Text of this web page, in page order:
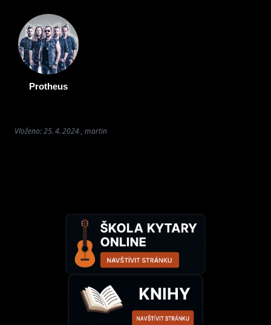
Protheus
Vloženo: 25. 4. 2024 , martin